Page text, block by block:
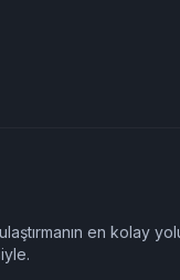
en kolay